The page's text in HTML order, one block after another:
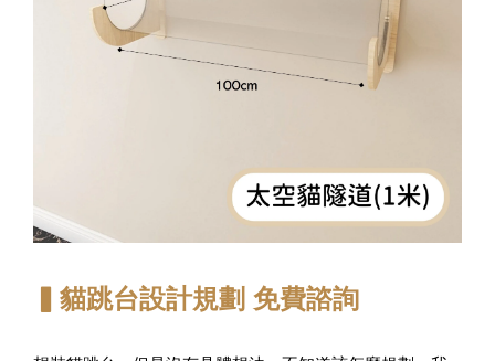
- +
▍貓跳台設計規劃 免費諮詢